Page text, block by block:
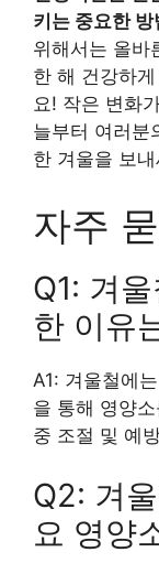
키는 중요한
위해서는 올바
한 해 건강하
요! 작은 변화
늘부터 여러분
한 겨울을 보
자주
Q1: 겨
한 이유
A1: 겨울철에
을 통해 영양
중 조절 및 예
Q2: 겨
요 영양